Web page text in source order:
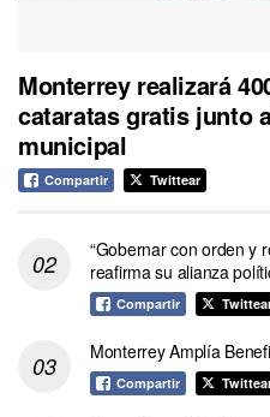
Monterrey realizará
cataratas gratis junto
municipal
Compartir Twittear
“Gobernar con orden y
reafirma su alianza
Compartir
Monterrey Amplía
Compartir